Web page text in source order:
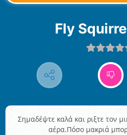
Fly
Σημαδέψτε καλά και ριξτε τον
αέρα.Πόσο μακριά